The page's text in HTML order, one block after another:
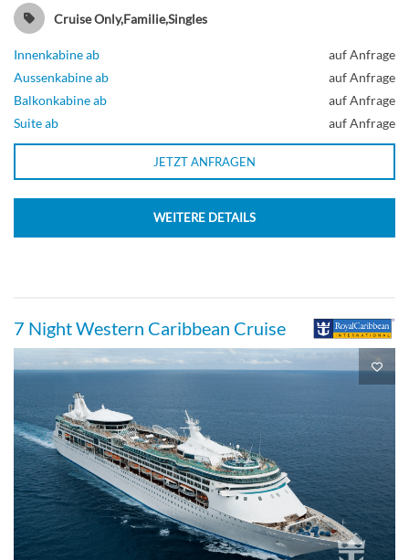
Cruise Only,Familie,Singles
Innenkabine ab
auf Anfrage
Aussenkabine ab
auf Anfrage
Balkonkabine ab
auf Anfrage
Suite ab
auf Anfrage
JETZT ANFRAGEN
WEITERE DETAILS
7 Night Western Caribbean Cruise